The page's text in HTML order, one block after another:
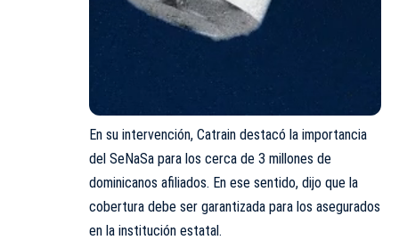
En su intervención, Catrain destacó la importancia
del SeNaSa para los cerca de 3 millones de
dominicanos afiliados. En ese sentido, dijo que la
cobertura debe ser garantizada para los asegurados
en la institución estatal.